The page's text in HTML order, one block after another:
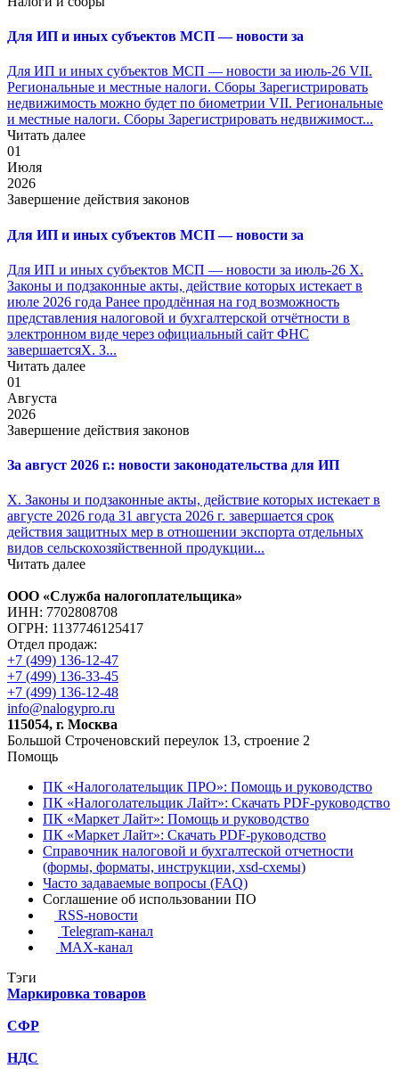
Для ИП и иных субъектов МСП — новости за
Для ИП и иных субъектов МСП — новости за июль-26 VII.
Региональные и местные налоги. Сборы Зарегистрировать
недвижимость можно будет по биометрии VII. Региональные
и местные налоги. Сборы Зарегистрировать недвижимост...
Читать далее
01
Июля
2026
Завершение действия законов
Для ИП и иных субъектов МСП — новости за
Для ИП и иных субъектов МСП — новости за июль-26 X.
Законы и подзаконные акты, действие которых истекает в
июле 2026 года Ранее продлённая на год возможность
представления налоговой и бухгалтерской отчётности в
электронном виде через официальный сайт ФНС
завершаетсяX. З...
Читать далее
01
Августа
2026
Завершение действия законов
За август 2026 г.: новости законодательства для ИП
X. Законы и подзаконные акты, действие которых истекает в
августе 2026 года 31 августа 2026 г. завершается срок
действия защитных мер в отношении экспорта отдельных
видов сельскохозяйственной продукции...
Читать далее
ООО «Служба налогоплательщика»
ИНН: 7702808708
ОГРН: 1137746125417
Отдел продаж:
+7 (499) 136-12-47
+7 (499) 136-33-45
+7 (499) 136-12-48
info@nalogypro.ru
115054, г. Москва
Большой Строченовский переулок 13, строение 2
Помощь
ПК «Налоголательщик ПРО»: Помощь и руководство
ПК «Налоголательщик Лайт»: Скачать PDF-руководство
ПК «Маркет Лайт»: Помощь и руководство
ПК «Маркет Лайт»: Скачать PDF-руководство
Справочник налоговой и бухгалтеской отчетности
(формы, форматы, инструкции, xsd-схемы)
Часто задаваемые вопросы (FAQ)
Соглашение об использовании ПО
RSS-новости
Telegram-канал
MAX-канал
Тэги
Маркировка товаров
СФР
НДС